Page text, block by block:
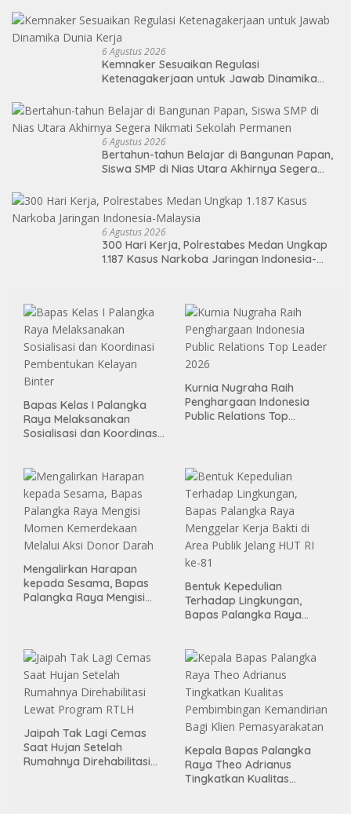
6 Agustus 2026
Kemnaker Sesuaikan Regulasi
Ketenagakerjaan untuk Jawab Dinamika
6 Agustus 2026
Bertahun-tahun Belajar di Bangunan Papan,
Siswa SMP di Nias Utara Akhirnya Segera
6 Agustus 2026
300 Hari Kerja, Polrestabes Medan Ungkap
1.187 Kasus Narkoba Jaringan Indonesia-
Bapas Kelas I Palangka
Raya Melaksanakan
Sosialisasi dan Koordinasi
Kurnia Nugraha Raih
Penghargaan Indonesia
Public Relations Top
Mengalirkan Harapan
kepada Sesama, Bapas
Palangka Raya Mengisi
Bentuk Kepedulian
Terhadap Lingkungan,
Bapas Palangka Raya
ke-81
Jaipah Tak Lagi Cemas
Saat Hujan Setelah
Rumahnya Direhabilitasi
Kepala Bapas Palangka
Raya Theo Adrianus
Tingkatkan Kualitas